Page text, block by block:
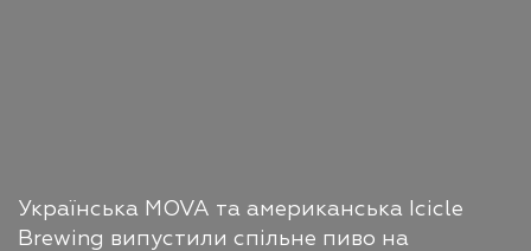
Українська MOVA та американська Icicle
Brewing випустили спільне пиво на